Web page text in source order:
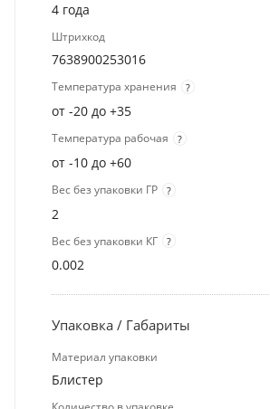
4 года
Штрихкод
7638900253016
Температура хранения ?
от -20 до +35
Температура рабочая ?
от -10 до +60
Вес без упаковки ГР ?
2
Вес без упаковки КГ ?
0.002
Упаковка / Габариты
Материал упаковки
Блистер